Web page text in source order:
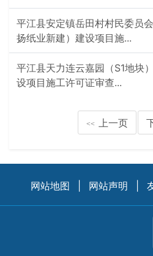
平江县安定镇岳田村村民委员
扬纸业新建）建设项目施...
平江县天力连云嘉园（S1地块
设项目施工许可证审查...
<< 上一页
网站地图 网站声明